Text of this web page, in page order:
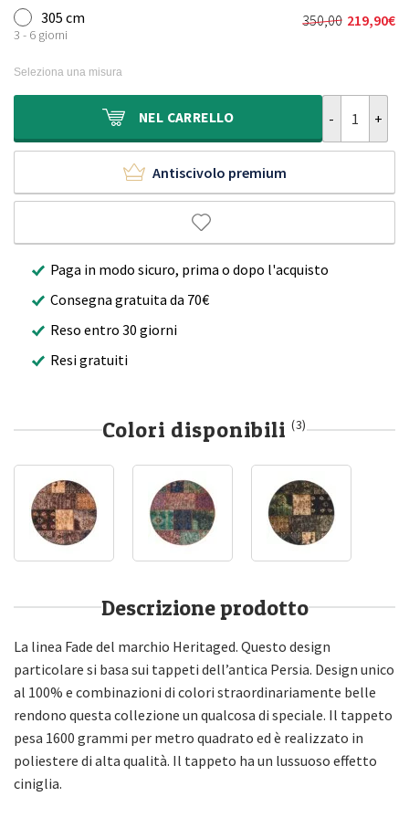
originale
era:
attuale
è:
305 cm
3 - 6 giorni
350,00
Il
350,00€.
219,90€
Il
219,90€.
Seleziona una misura
NEL CARRELLO
Antiscivolo premium
Paga in modo sicuro, prima o dopo l'acquisto
Consegna gratuita da 70€
Reso entro 30 giorni
Resi gratuiti
Colori disponibili (3)
Descrizione prodotto
La linea Fade del marchio Heritaged. Questo design
particolare si basa sui tappeti dell’antica Persia. Design unico
al 100% e combinazioni di colori straordinariamente belle
rendono questa collezione un qualcosa di speciale. Il tappeto
pesa 1600 grammi per metro quadrato ed è realizzato in
poliestere di alta qualità. Il tappeto ha un lussuoso effetto
ciniglia.